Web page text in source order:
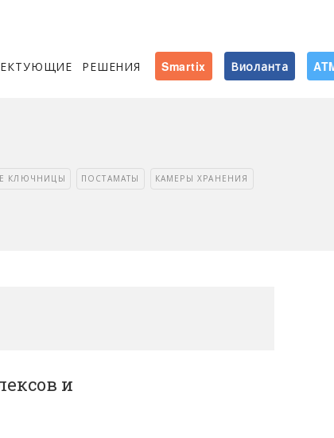
РЕШЕНИЯ Smartix Виоланта
КЛЮЧНИЦЫ ПОСТАМАТЫ КАМЕРЫ ХРАНЕНИЯ
и